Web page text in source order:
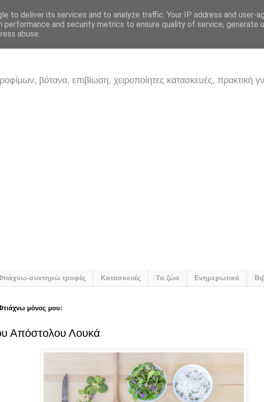
βότανα, επιβίωση, χειροποίητες κατασκευές, πρακτική
συντηρώ τροφές Κατασκευές Τα ζώα Ενημερωτικά
μόνος μου:
Απόστολου Λουκά
to deliver its services and to analyze traffic. Your IP address and user-
performance and security metrics to ensure quality of service, generate
abuse.